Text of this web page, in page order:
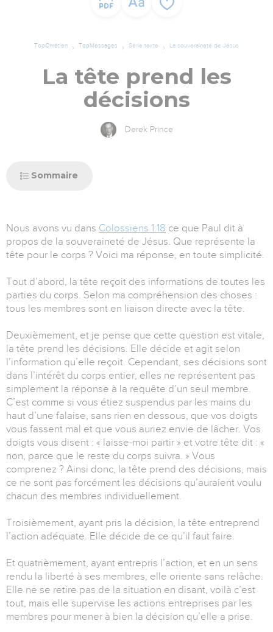
TopChrétien TopMessages Série texte La souveraineté de Jésus
La tête prend les
décisions
Derek Prince
Sommaire
Nous avons vu dans Colossiens 1:18 ce que Paul dit à
propos de la souveraineté de Jésus. Que représente la
tête pour le corps ? Voici ma réponse, en toute simplicité.
Tout d’abord, la tête reçoit des informations de toutes les
parties du corps. Selon ma compréhension des choses :
tous les membres sont en liaison directe avec la tête.
Deuxièmement, et je pense que cette question est vitale,
la tête prend les décisions. Elle décide et agit selon
l’information qu’elle reçoit. Cependant, ses décisions sont
dans l’intérêt du corps entier, elles ne représentent pas
simplement la réponse à la requête d’un seul membre.
C’est comme si vous étiez suspendus par les mains du
haut d’une falaise, sans rien en dessous, que vos doigts
vous fassent mal et que vous auriez envie de lâcher. Vos
doigts vous disent : « laisse-moi partir » et votre tête dit : «
non, parce que le reste du corps suivra. » Vous
comprenez ? Ainsi donc, la tête prend des décisions, mais
ce ne sont pas forcément les décisions qu’auraient voulu
chacun des membres individuellement.
Troisièmement, ayant pris la décision, la tête entreprend
l’action adéquate. Elle décide de ce qu’il faut faire.
Et quatrièmement, ayant entrepris l’action, et en un sens
rendu la liberté à ses membres, elle oriente sans relâche.
Elle ne se retire pas de la situation en disant, voilà c’est
tout, mais elle supervise les actions entreprises par les
membres pour mener à bien la décision qu’elle a prise.